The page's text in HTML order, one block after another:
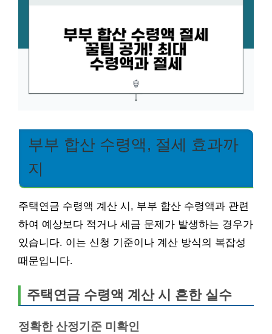
부부 합산 수령액, 절세 효과까
지
주택연금 수령액 계산 시, 부부 합산 수령액과 관련
하여 예상보다 적거나 세금 문제가 발생하는 경우가
있습니다. 이는 신청 기준이나 계산 방식의 복잡성
때문입니다.
주택연금 수령액 계산 시 흔한 실수
정확한 산정기준 미확인